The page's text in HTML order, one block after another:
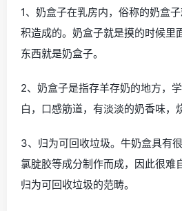
1、奶盒子在乳房内，俗称的奶盒
积造成的。奶盒子就是摸的时候里
东西就是奶盒子。
2、奶盒子是指存羊存奶的地方，
白，口感筋道，有淡淡的奶香味，
3、归为可回收垃圾。牛奶盒具有
氯腚胶等成分制作而成，因此很难
归为可回收垃圾的范畴。